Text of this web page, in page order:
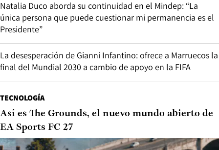
Natalia Duco aborda su continuidad en el Mindep: “La
única persona que puede cuestionar mi permanencia es el
Presidente”
La desesperación de Gianni Infantino: ofrece a Marruecos la
final del Mundial 2030 a cambio de apoyo en la FIFA
TECNOLOGÍA
Así es The Grounds, el nuevo mundo abierto de
EA Sports FC 27